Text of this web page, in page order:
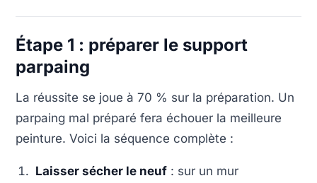
Étape 1 : préparer le support
parpaing
La réussite se joue à 70 % sur la préparation. Un
parpaing mal préparé fera échouer la meilleure
peinture. Voici la séquence complète :
Laisser sécher le neuf : sur un mur